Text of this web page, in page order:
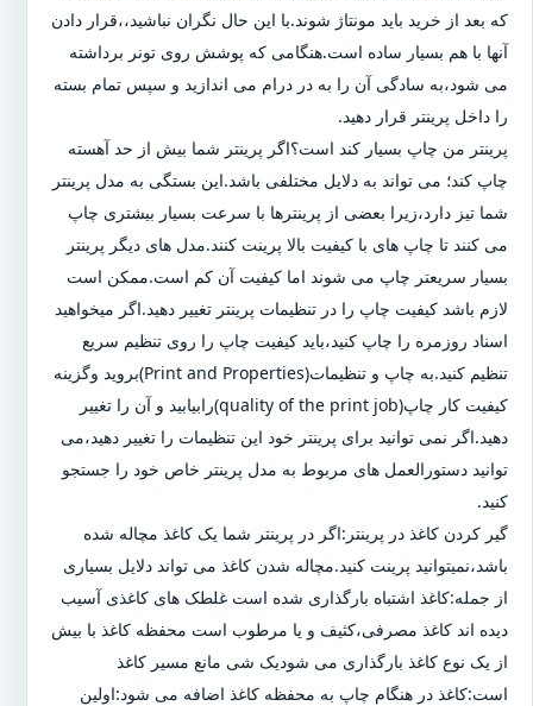
که بعد از خرید باید مونتاژ شوند.با این حال نگران نباشید،،قرار دادن
آنها با هم بسیار ساده است.هنگامی که پوشش روی تونر برداشته
می شود،به سادگی آن را به در درام می اندازید و سپس تمام بسته
را داخل پرینتر قرار دهید.
پرینتر من چاپ بسیار کند است؟اگر پرینتر شما بیش از حد آهسته
چاپ کند؛ می تواند به دلایل مختلفی باشد.این بستگی به مدل پرینتر
شما تیز دارد،زیرا بعضی از پرینترها با سرعت بسیار بیشتری چاپ
می کنند تا چاپ های با کیفیت بالا پرینت کنند.مدل های دیگر پرینتر
بسیار سریعتر چاپ می شوند اما کیفیت آن کم است.ممکن است
لازم باشد کیفیت چاپ را در تنظیمات پرینتر تغییر دهید.اگر میخواهید
اسناد روزمره را چاپ کنید،باید کیفیت چاپ را روی تنظیم سریع
تنظیم کنید.به چاپ و تنظیمات(Print and Properties)بروید وگزینه
کیفیت کار چاپ(quality of the print job)رابیابید و آن را تغییر
دهید.اگر نمی توانید برای پرینتر خود این تنظیمات را تغییر دهید،می
توانید دستورالعمل های مربوط به مدل پرینتر خاص خود را جستجو
کنید.
گیر کردن کاغذ در پرینتر:اگر در پرینتر شما یک کاغذ مچاله شده
باشد،نمیتوانید پرینت کنید.مچاله شدن کاغذ می تواند دلایل بسیاری
از جمله:کاغذ اشتباه بارگذاری شده است غلطک های کاغذی آسیب
دیده اند کاغذ مصرفی،کثیف و یا مرطوب است محفظه کاغذ با بیش
از یک نوع کاغذ بارگذاری می شودیک شی مانع مسیر کاغذ
است:کاغذ در هنگام چاپ به محفظه کاغذ اضافه می شود:اولین